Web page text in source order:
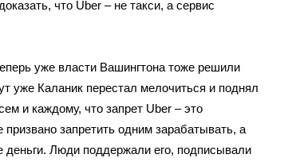
что Uber – не такси, а сервис
уже власти Вашингтона тоже решили
уже Каланик перестал мелочиться и поднял
и каждому, что запрет Uber – это
запретить одним зарабатывать, а
деньги. Люди поддержали его, подписывали